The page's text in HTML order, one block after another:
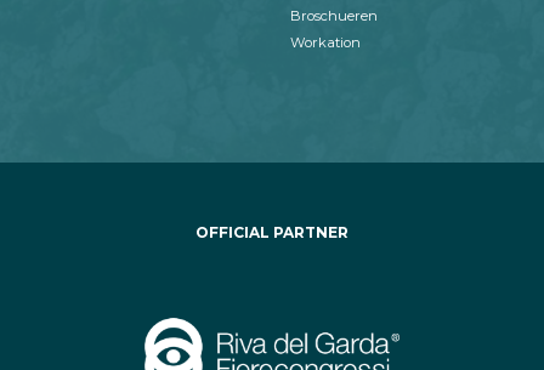
Broschueren
Workation
OFFICIAL PARTNER